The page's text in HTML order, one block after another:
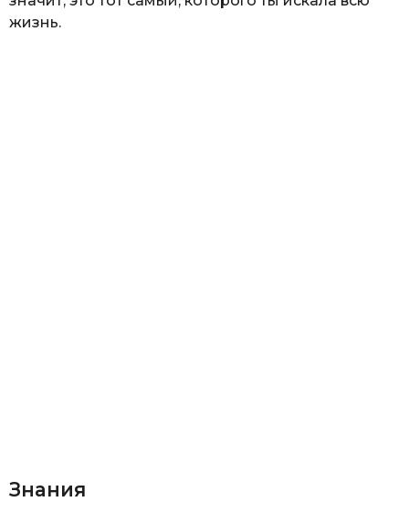
жизнь.
Знания